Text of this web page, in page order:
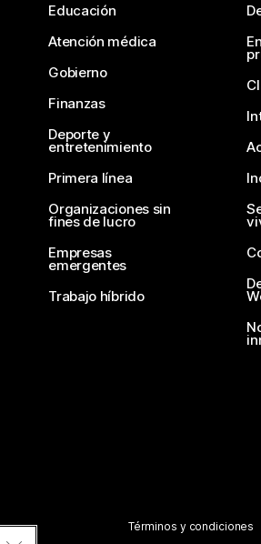
Educación
Atención médica
Gobierno
Finanzas
Deporte y
entretenimiento
Primera línea
Organizaciones sin
fines de lucro
Empresas
emergentes
Trabajo híbrido
Términos y condiciones